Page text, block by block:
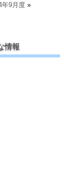
年9月度 »
情報